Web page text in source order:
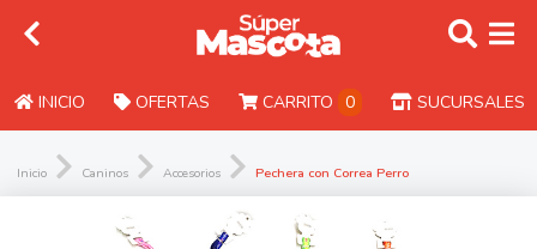
INICIO OFERTAS CARRITO 0 SUCURSALES
Inicio Caninos Accesorios Pechera con Correa Perro